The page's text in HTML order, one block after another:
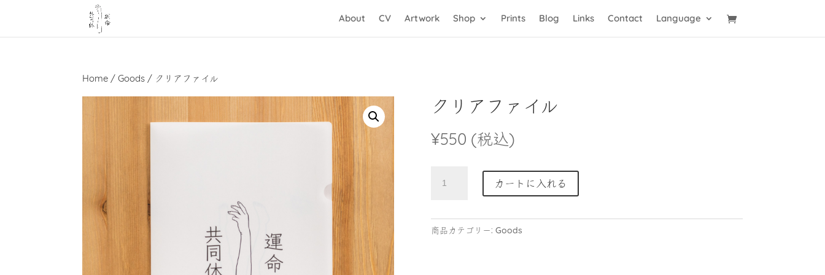
About CV Artwork Shop Prints Blog Links Contact Language
Home /Goods / クリアファイル
クリアファイル
¥550 (税込)
ク
フ
ァ
カートに入れる
商品カテゴリー: Goods